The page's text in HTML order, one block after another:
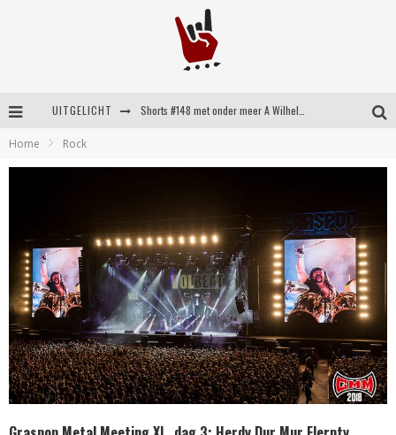
UITGELICHT Emocore kopstukken van Koyo pakken alle ruimte op energieke ‘Barely Here’
Home Rock